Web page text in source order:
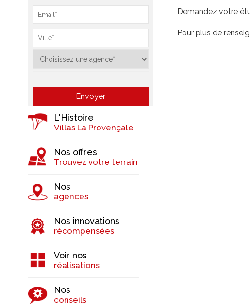
Demandez votre
Pour plus de
L'Histoire
Villas La Provençale
Nos offres
Trouvez votre terrain
Nos
agences
Nos innovations
récompensées
Voir nos
réalisations
Nos
conseils